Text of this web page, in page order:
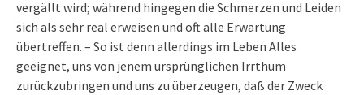
vergällt wird; während hingegen die Schmerzen und Leiden
sich als sehr real erweisen und oft alle Erwartung
übertreffen. – So ist denn allerdings im Leben Alles
geeignet, uns von jenem ursprünglichen Irrthum
zurückzubringen und uns zu überzeugen, daß der Zweck